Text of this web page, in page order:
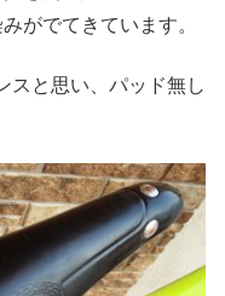
がでてきています。
スと思い、パッド無し